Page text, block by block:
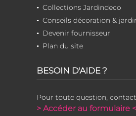
Collections Jardindeco
Conseils décoration &
Devenir fournisseur
Plan du site
BESOIN D'AIDE ?
Pour toute question,
> Accéder au formulaire <